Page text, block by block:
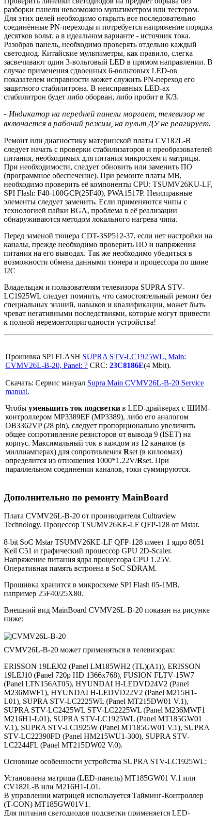
разборки панели невозможно мультиметром или тестером.
Для этих целей необходимо открыть все последовательно
соединённые PN-переходы и потребуется напряжение порядка
десятков вольт, а в идеальном варианте - источник тока.
Разобрав панель, необходимо проверять отдельно каждый
светодиод. Китайские мультиметры, как правило, слегка
засвечивают один 3-вольтовый LED в прямом направлении. В
случае применения сдвоенных 6-вольтовых LED-ов
показателем исправности может служить PN-переход его
защитного стабилитрона. В неисправных LED-ах
стабилитрон будет либо оборван, либо пробит в К/З.
- Индикатор на передней панели моргает, телевизор не
включается в рабочий режим, на пульт ДУ не реагирует.
Ремонт или диагностику материнской платы CV182L-B
следует начать с проверки стабилизаторов и преобразователей
питания, необходимых для питания микросхем и матрицы.
При необходимости, следует обновить или заменить ПО
(программное обеспечение). При ремонте платы MB,
необходимо проверить её компоненты CPU: TSUMV26KU-LF,
SPI Flash: F40-100GCP(25F40), PWA1517P. Неисправные
элементы следует заменить. Если применяются чипы с
технологией пайки BGA, проблема в её реализации
обнаруживаются методом локального нагрева чипа.
Перед заменой тюнера CDT-3SP512-37, если нет настройки на
каналы, прежде необходимо проверить ПО и напряжения
питания на его выводах. Так же необходимо убедиться в
возможности обмена данными тюнера и процессора по шине
I2C
Владельцам и пользователям телевизора SUPRA STV-
LC1925WL следует помнить, что самостоятельный ремонт без
специальных знаний, навыков и квалификации, может быть
чреват негативными последствиями, которые могут привести
к полной неремонтопригодности устройства!
Прошивка SPI FLASH SUPRA STV-LC1925WL, Main:
CVMV26L-B-20, Panel: ? CRC: 23C8186E(4 Mbit).
Скачать: Сервис мануал Supra Main CVMV26L-B-20 Service
manual.
Чтобы уменьшить ток подсветки в LED-драйверах с ШИМ-
контроллером MP3389EF (MP3389), либо его аналогом
OB3362VP (28 pin), следует пропорционально увеличить
общее сопротивление резисторов от вывода 9 (ISET) на
корпус. Максимальный ток в каждом из 12 каналов (в
миллиамперах) для сопротивления Rset (в килоомах)
определится из отношения 1000*1.22V/Rset. При
параллельном соединении каналов, токи суммируются.
Дополнительно по ремонту MainBoard
Плата CVMV26L-B-20 от производителя Cultraview
Technology. Процессор TSUMV26KE-LF QFP-128 от Mstar.
8-bit SoC Mstar TSUMV26KE-LF QFP-128 имеет 1 ядро 8051
Keil C51 и графический процессор GPU 2D-Scaler.
Напряжение питания ядра процессора CPU 1.25V.
Оперативная память встроена в SoC SDRAM.
Прошивка хранится в микросхеме SPI Flash 05-1MB,
например 25F40/25X80.
Внешний вид MainBoard CVMV26L-B-20 показан на рисунке
ниже:
CVMV26L-B-20 может применяться в телевизорах:
ERISSON 19LEJ02 (Panel LM185WH2 (TL)(A1)), ERISSON
19LEJ10 (Panel 720p HD 1366x768), FUSION FLTV-15W7
(Panel LTN156AT05), HYUNDAI H-LEDVD24V2 (Panel
M236MWF1), HYUNDAI H-LEDVD22V2 (Panel M215H1-
L01), SUPRA STV-LC2225WL (Panel MT215DW01 V.1),
SUPRA STV-LC2425WL STV-LC2225WL (Panel M236MWF1
M216H1-L01), SUPRA STV-LC1925WL (Panel MT185GW01
V.1), SUPRA STV-LC1925W (Panel MT185GW01 V.1), SUPRA
STV-LC22390FD (Panel HM215WU1-300), SUPRA STV-
LC2244FL (Panel MT215DW02 V.0).
Основные особенности устройства SUPRA STV-LC1925WL:
Установлена матрица (LED-панель) MT185GW01 V.1 или
CV182L-B или M216H1-L01.
В управлении матрицей используется Тайминг-Контроллер
(T-CON) MT185GW01V1.
Для питания светодиодов подсветки применяется LED-